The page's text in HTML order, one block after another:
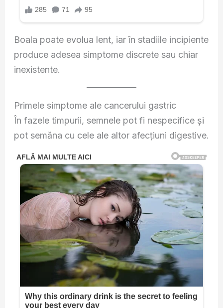
Boala poate evolua lent, iar în stadiile incipiente
produce adesea simptome discrete sau chiar
inexistente.
Primele simptome ale cancerului gastric
În fazele timpurii, semnele pot fi nespecifice și
pot semăna cu cele ale altor afecțiuni digestive.